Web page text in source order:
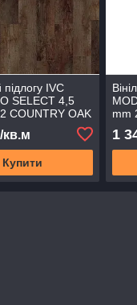
підлогу IVC
SELECT 4,5
COUNTRY OAK
Купити
mm
1